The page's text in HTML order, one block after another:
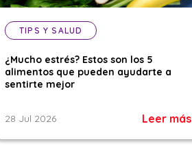
TIPS Y SALUD
¿Mucho estrés? Estos son los 5
alimentos que pueden ayudarte a
sentirte mejor
28 Jul 2026 Leer más